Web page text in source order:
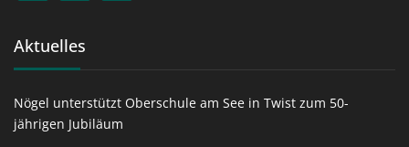
Aktuelles
Nögel unterstützt Oberschule am See in Twist zum 50-
jährigen Jubiläum